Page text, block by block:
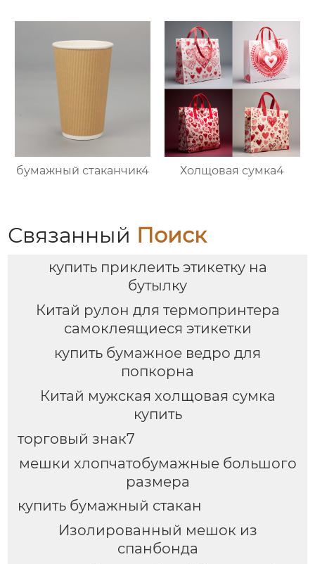
бумажный стаканчик4 Холщовая сумка4
Связанный Поиск
купить приклеить этикетку на
бутылку
Китай рулон для термопринтера
самоклеящиеся этикетки
купить бумажное ведро для
попкорна
Китай мужская холщовая сумка
купить
торговый знак7
мешки хлопчатобумажные большого
размера
купить бумажный стакан
Изолированный мешок из
спанбонда